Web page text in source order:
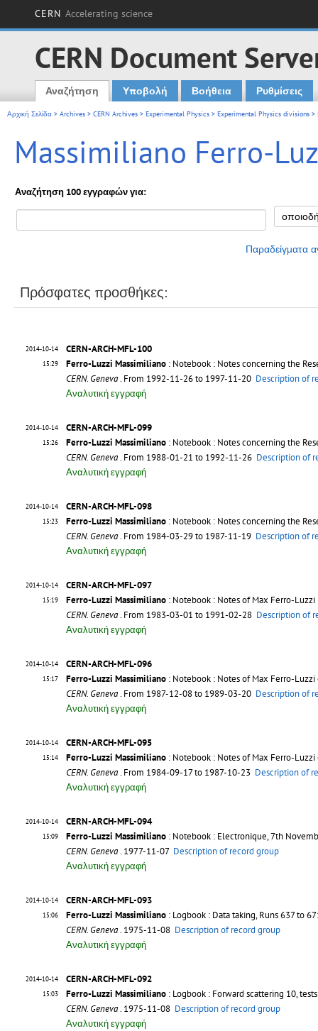
CERN Accelerating science
CERN Document
Main menu
Αναζήτηση Υποβολή Βοήθεια Ρυθμίσεις
Αρχική Σελίδα > Archives > CERN Archives > Experimental Physics > Experimental Physics divisions >
Massimiliano Ferro-
Αναζήτηση 100 εγγραφών για:
Παραδείγματα
Πρόσφατες προσθήκες:
2014-10-14
15:29
CERN-ARCH-MFL-100
Ferro-Luzzi Massimiliano : Notebook : Notes concerning the
CERN. Geneva. From 1992-11-26 to 1997-11-20 Description of
Αναλυτική εγγραφή
2014-10-14
15:26
CERN-ARCH-MFL-099
Ferro-Luzzi Massimiliano : Notebook : Notes concerning the
CERN. Geneva. From 1988-01-21 to 1992-11-26 Description of
Αναλυτική εγγραφή
2014-10-14
15:23
CERN-ARCH-MFL-098
Ferro-Luzzi Massimiliano : Notebook : Notes concerning the
CERN. Geneva. From 1984-03-29 to 1987-11-19 Description of
Αναλυτική εγγραφή
2014-10-14
15:19
CERN-ARCH-MFL-097
Ferro-Luzzi Massimiliano : Notebook : Notes of Max Ferro-
CERN. Geneva. From 1983-03-01 to 1991-02-28 Description of
Αναλυτική εγγραφή
2014-10-14
15:17
CERN-ARCH-MFL-096
Ferro-Luzzi Massimiliano : Notebook : Notes of Max Ferro-
CERN. Geneva. From 1987-12-08 to 1989-03-20 Description of
Αναλυτική εγγραφή
2014-10-14
15:14
CERN-ARCH-MFL-095
Ferro-Luzzi Massimiliano : Notebook : Notes of Max Ferro-
CERN. Geneva. From 1984-09-17 to 1987-10-23 Description of
Αναλυτική εγγραφή
2014-10-14
15:09
CERN-ARCH-MFL-094
Ferro-Luzzi Massimiliano : Notebook : Electronique, 7th
CERN. Geneva. 1977-11-07 Description of record group
Αναλυτική εγγραφή
2014-10-14
15:06
CERN-ARCH-MFL-093
Ferro-Luzzi Massimiliano : Logbook : Data taking, Runs 637 to
CERN. Geneva. 1975-11-08 Description of record group
Αναλυτική εγγραφή
2014-10-14
15:03
CERN-ARCH-MFL-092
Ferro-Luzzi Massimiliano : Logbook : Forward scattering 10,
CERN. Geneva. 1975-11-08 Description of record group
Αναλυτική εγγραφή